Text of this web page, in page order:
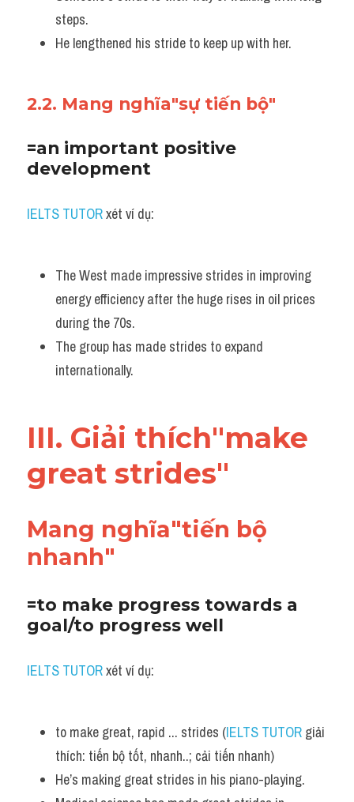
steps.
He lengthened his stride to keep up with her.
2.2. Mang nghĩa"sự tiến bộ"
=an important positive
development
IELTS TUTOR xét ví dụ:
The West made impressive strides in improving
energy efficiency after the huge rises in oil prices
during the 70s.
The group has made strides to expand
internationally.
III. Giải thích"make
great strides"
Mang nghĩa"tiến bộ
nhanh"
=to make progress towards a
goal/to progress well
IELTS TUTOR xét ví dụ:
to make great, rapid ... strides (IELTS TUTOR giải
thích: tiến bộ tốt, nhanh..; cải tiến nhanh)
He’s making great strides in his piano-playing.